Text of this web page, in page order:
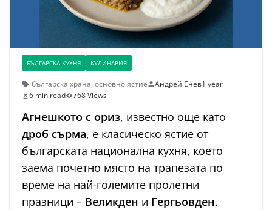
БЪЛГАРСКА КУХНЯ КУЛИНАРИЯ
българска храна, основно ястие Андрей Енев1 year
6 min read
768 Views
Агнешкото с ориз, известно още като
дроб сърма, е класическо ястие от
българската национална кухня, което
заема почетно място на трапезата по
време на най-големите пролетни
празници – Великден и Гергьовден.